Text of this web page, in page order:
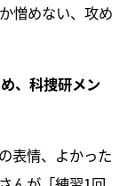
憎めない、攻め
、科捜研メン
表情、よかった